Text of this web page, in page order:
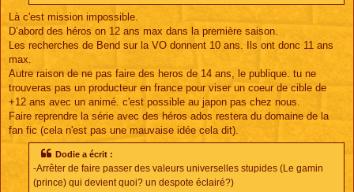
Là c'est mission impossible.
D’abord des héros on 12 ans max dans la première saison.
Les recherches de Bend sur la VO donnent 10 ans. Ils ont donc 11 ans
max.
Autre raison de ne pas faire des heros de 14 ans, le publique. tu ne
trouveras pas un producteur en france pour viser un coeur de cible de
+12 ans avec un animé. c'est possible au japon pas chez nous.
Faire reprendre la série avec des héros ados restera du domaine de la
fan fic (cela n'est pas une mauvaise idée cela dit).
Dodie a écrit :
-Arrêter de faire passer des valeurs universelles stupides (Le gamin
(prince) qui devient quoi? un despote éclairé?)